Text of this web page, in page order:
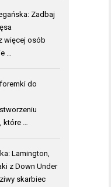
Zadbaj
więcej osób
…
do
które …
Lamington,
z Down Under
skarbiec